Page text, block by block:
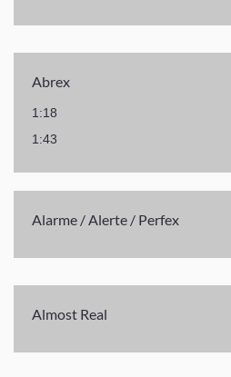
Abrex
1:18
1:43
Alarme / Alerte / Perfex
Almost Real